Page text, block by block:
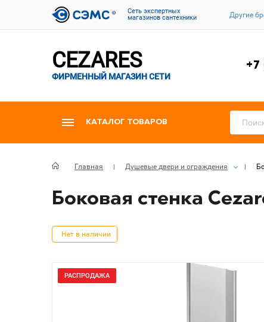
Cеть экспертных
магазинов сантехники
Другие
CEZARES
ФИРМЕННЫЙ МАГАЗИН СЕТИ
+7
КАТАЛОГ ТОВАРОВ
Главная Душевые двери и ограждения
Боковая стенка
Нет в наличии
РАСПРОДАЖА